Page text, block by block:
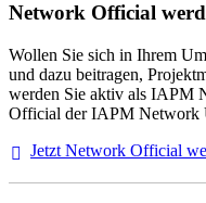
Network Official
Wollen Sie sich in Ihrem
und dazu beitragen,
werden Sie aktiv als IAPM
Official der IAPM Network
Jetzt Network Official